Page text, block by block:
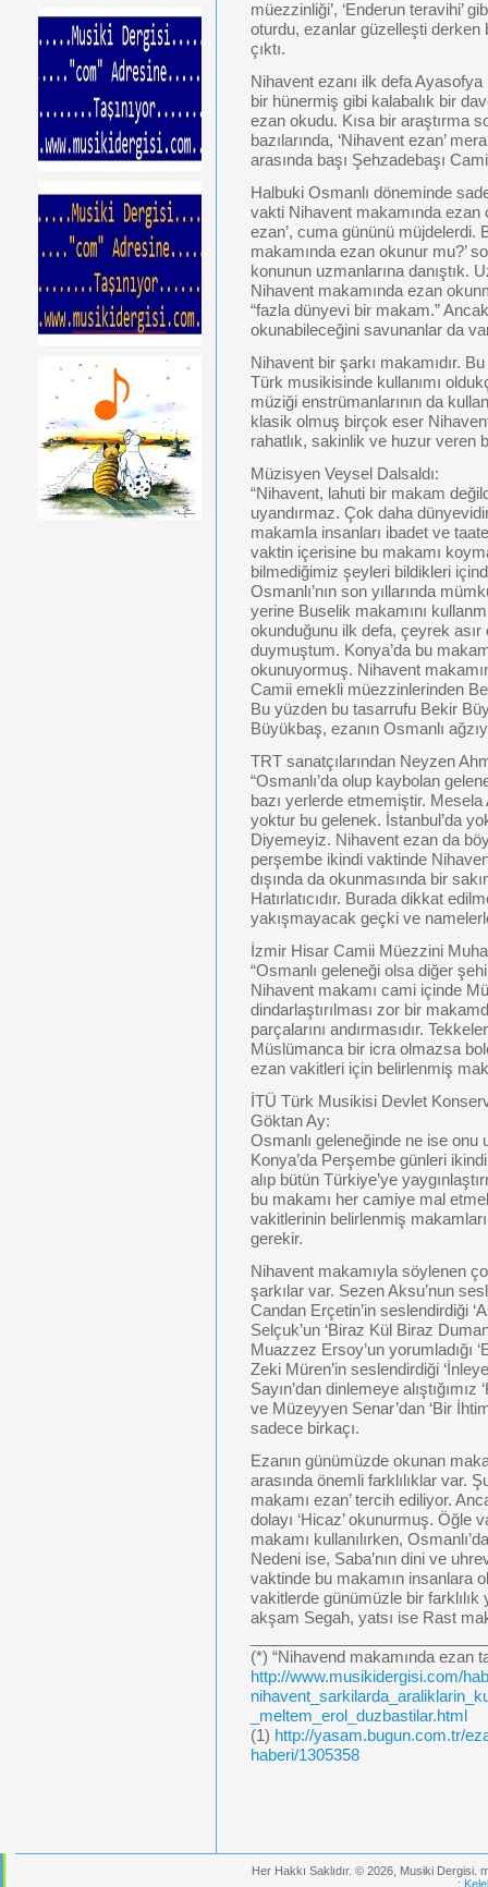
müezzinliği’, ‘Enderun teravihi’
oturdu, ezanlar güzelleşti derken
çıktı.
Nihavent ezanı ilk defa
bir hünermiş gibi kalabalık bir
ezan okudu. Kısa bir araştırma
bazılarında, ‘Nihavent ezan’
arasında başı Şehzadebaşı
Halbuki Osmanlı döneminde
vakti Nihavent makamında ezan
ezan’, cuma gününü müjdelerdi.
makamında ezan okunur mu?’
konunun uzmanlarına danıştık.
Nihavent makamında ezan
“fazla dünyevi bir makam.”
okunabileceğini savunanlar da
Nihavent bir şarkı makamıdır.
Türk musikisinde kullanımı
müziği enstrümanlarının da
klasik olmuş birçok eser
rahatlık, sakinlik ve huzur veren
Müzisyen Veysel Dalsaldı:
“Nihavent, lahuti bir makam
uyandırmaz. Çok daha
makamla insanları ibadet ve
vaktin içerisine bu makamı
bilmediğimiz şeyleri bildikleri
Osmanlı’nın son yıllarında
yerine Buselik makamını
okunduğunu ilk defa, çeyrek asır
duymuştum. Konya’da bu
okunuyormuş. Nihavent
Camii emekli müezzinlerinden
Bu yüzden bu tasarrufu Bekir
Büyükbaş, ezanın Osmanlı
TRT sanatçılarından Neyzen
“Osmanlı’da olup kaybolan
bazı yerlerde etmemiştir. Mesela
yoktur bu gelenek. İstanbul’da
Diyemeyiz. Nihavent ezan da
perşembe ikindi vaktinde
dışında da okunmasında bir
Hatırlatıcıdır. Burada dikkat
yakışmayacak geçki ve
İzmir Hisar Camii Müezzini
“Osmanlı geleneği olsa diğer
Nihavent makamı cami içinde
dindarlaştırılması zor bir
parçalarını andırmasıdır.
Müslümanca bir icra olmazsa
ezan vakitleri için belirlenmiş
İTÜ Türk Musikisi Devlet
Göktan Ay:
Osmanlı geleneğinde ne ise
Konya’da Perşembe günleri
alıp bütün Türkiye’ye
bu makamı her camiye mal
vakitlerinin belirlenmiş
gerekir.
Nihavent makamıyla söylenen
şarkılar var. Sezen Aksu’nun
Candan Erçetin’in seslendirdiği
Selçuk’un ‘Biraz Kül Biraz
Muazzez Ersoy’un yorumladığı
Zeki Müren’in seslendirdiği
Sayın’dan dinlemeye
ve Müzeyyen Senar’dan ‘Bir
sadece birkaçı.
Ezanın günümüzde okunan
arasında önemli farklılıklar var.
makamı ezan’ tercih ediliyor.
dolayı ‘Hicaz’ okunurmuş.
makamı kullanılırken,
Nedeni ise, Saba’nın dini ve
vaktinde bu makamın insanlara
vakitlerde günümüzle bir
akşam Segah, yatsı ise Rast
(*) “Nihavend makamında ezan
http://www.musikidergisi.com/
_meltem_erol_duzbastilar.html
(1) http://yasam.bugun.com.tr/
haberi/1305358
Her Hakkı Saklıdır. © 2026, Musiki
: